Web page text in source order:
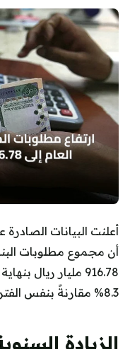
أعلنت البيانات
أن مجموع مطلوبات
916.78 مليار ريال
8.3% مقارنةً بنفس الفترة من العام السابق.
الزيادة